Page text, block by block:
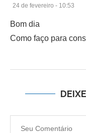
24 de fevereiro - 10:53
Bom dia
Como faço para